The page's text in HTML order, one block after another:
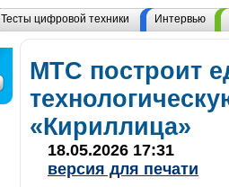
Тесты цифровой техники Интервью
МТС построит
«Кириллица»
18.05.2026 17:31
версия для печати